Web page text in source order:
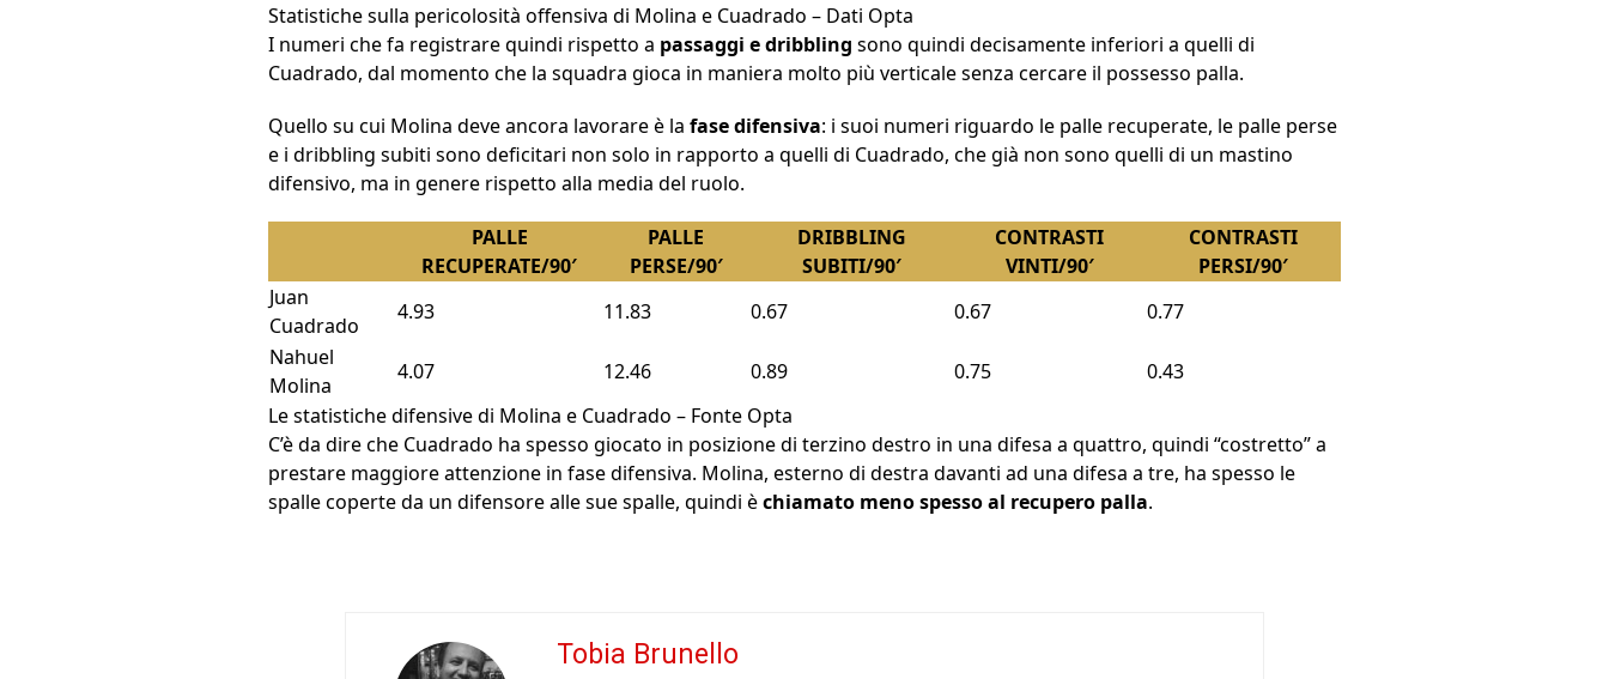
Statistiche sulla pericolosità offensiva di Molina e Cuadrado – Dati Opta
I numeri che fa registrare quindi rispetto a passaggi e dribbling sono quindi decisamente inferiori a quelli di
Cuadrado, dal momento che la squadra gioca in maniera molto più verticale senza cercare il possesso palla.
Quello su cui Molina deve ancora lavorare è la fase difensiva: i suoi numeri riguardo le palle recuperate, le palle perse
e i dribbling subiti sono deficitari non solo in rapporto a quelli di Cuadrado, che già non sono quelli di un mastino
difensivo, ma in genere rispetto alla media del ruolo.
PALLE
RECUPERATE/90′
PALLE
PERSE/90′
DRIBBLING
SUBITI/90′
CONTRASTI
VINTI/90′
CONTRASTI
PERSI/90′
Juan
Cuadrado
4.93 11.83 0.67 0.67
0.77
Nahuel
Molina
4.07 12.46 0.89 0.75
0.43
Le statistiche difensive di Molina e Cuadrado – Fonte Opta
C’è da dire che Cuadrado ha spesso giocato in posizione di terzino destro in una difesa a quattro, quindi “costretto” a
prestare maggiore attenzione in fase difensiva. Molina, esterno di destra davanti ad una difesa a tre, ha spesso le
spalle coperte da un difensore alle sue spalle, quindi èchiamato meno spesso al recupero palla.
Tobia Brunello